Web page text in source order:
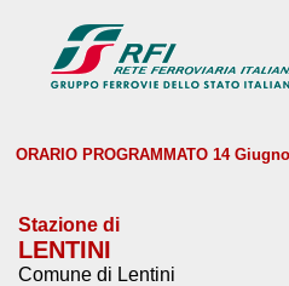
ORARIO PROGRAMMATO 14
Stazione di
LENTINI
Comune di Lentini